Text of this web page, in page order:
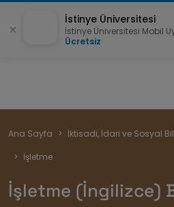
Sayfa
yolu
Ana Sayfa İktisadi, İdari ve Sosyal
İşletme
İşletme (İngilizce)
İstinye Üniversitesi
İstinye Üniversitesi Mobil
Ücretsiz